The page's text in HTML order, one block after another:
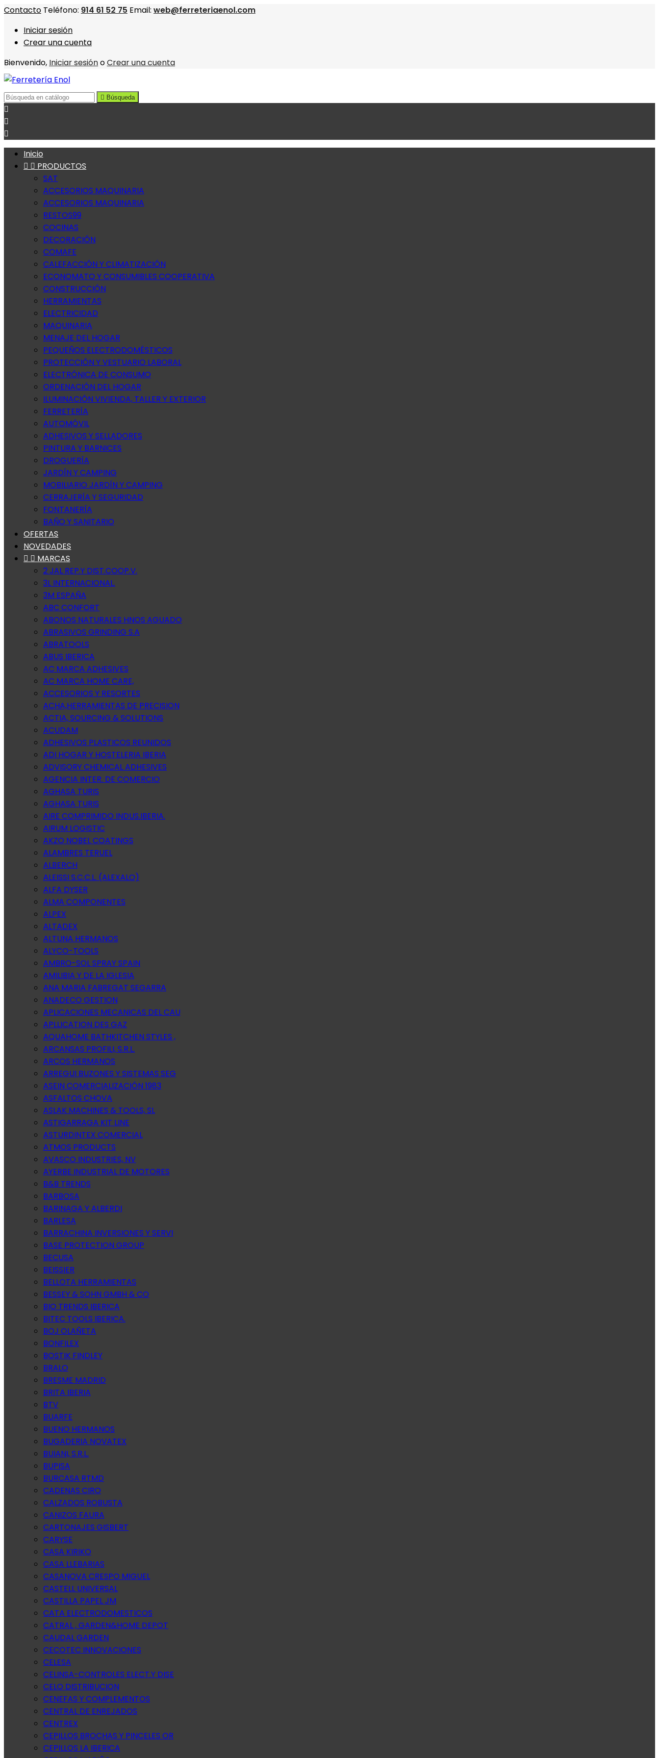
Contacto Teléfono: 914 61 52 75 Email: web@ferreteriaenol.com
Iniciar sesión
Crear una cuenta
Bienvenido, Iniciar sesiónoCrear una cuenta
 Búsqueda



Inicio
  PRODUCTOS
SAT
ACCESORIOS MAQUINARIA
ACCESORIOS MAQUINARIA
RESTOS99
COCINAS
DECORACIÓN
COMAFE
CALEFACCIÓN Y CLIMATIZACIÓN
ECONOMATO Y CONSUMIBLES COOPERATIVA
CONSTRUCCIÓN
HERRAMIENTAS
ELECTRICIDAD
MAQUINARIA
MENAJE DEL HOGAR
PEQUEÑOS ELECTRODOMÉSTICOS
PROTECCIÓN Y VESTUARIO LABORAL
ELECTRÓNICA DE CONSUMO
ORDENACIÓN DEL HOGAR
ILUMINACIÓN VIVIENDA, TALLER Y EXTERIOR
FERRETERÍA
AUTOMÓVIL
ADHESIVOS Y SELLADORES
PINTURA Y BARNICES
DROGUERÍA
JARDÍN Y CAMPING
MOBILIARIO JARDÍN Y CAMPING
CERRAJERÍA Y SEGURIDAD
FONTANERÍA
BAÑO Y SANITARIO
OFERTAS
NOVEDADES
  MARCAS
2 JAL REP.Y DIST.COOP.V.
3L INTERNACIONAL.
3M ESPAÑA
ABC CONFORT
ABONOS NATURALES HNOS AGUADO
ABRASIVOS GRINDING S.A
ABRATOOLS
ABUS IBERICA
AC MARCA ADHESIVES
AC MARCA HOME CARE,
ACCESORIOS Y RESORTES
ACHA,HERRAMIENTAS DE PRECISION
ACTIA, SOURCING & SOLUTIONS
ACUDAM
ADHESIVOS PLASTICOS REUNIDOS
ADI HOGAR Y HOSTELERIA IBERIA
ADVISORY CHEMICAL ADHESIVES
AGENCIA INTER. DE COMERCIO
AGHASA TURIS
AGHASA TURIS
AIRE COMPRIMIDO INDUS.IBERIA.
AIRUM LOGISTIC
AKZO NOBEL COATINGS
ALAMBRES TERUEL
ALBERCH
ALEISSI S.C.C.L. (ALEXALO)
ALFA DYSER
ALMA COMPONENTES
ALPEX
ALTADEX
ALTUNA HERMANOS
ALYCO-TOOLS
AMBRO-SOL SPRAY SPAIN
AMILIBIA Y DE LA IGLESIA
ANA MARIA FABREGAT SEGARRA
ANADECO GESTION
APLICACIONES MECANICAS DEL CAU
APLLICATION DES GAZ
AQUAHOME BATHKITCHEN STYLES ,
ARCANSAS PROFILI, S.R.L.
ARCOS HERMANOS
ARREGUI BUZONES Y SISTEMAS SEG
ASEIN COMERCIALIZACIÓN 1983
ASFALTOS CHOVA
ASLAK MACHINES & TOOLS, SL
ASTIGARRAGA KIT LINE
ASTURDINTEX COMERCIAL
ATMOS PRODUCTS
AVASCO INDUSTRIES, NV
AYERBE INDUSTRIAL DE MOTORES
B&B TRENDS
BARBOSA
BARINAGA Y ALBERDI
BARLESA
BARRACHINA INVERSIONES Y SERVI
BASE PROTECTION GROUP
BECUSA
BEISSIER
BELLOTA HERRAMIENTAS
BESSEY & SOHN GMBH & CO
BIO TRENDS IBERICA
BITEC TOOLS IBERICA.
BOJ OLAÑETA
BONFILEX
BOSTIK FINDLEY
BRALO
BRESME MADRID
BRITA IBERIA
BTV
BUARFE
BUENO HERMANOS
BUGADERIA NOVATEX
BUIANI, S.R.L.
BUPISA
BURCASA RTMD
CADENAS CIRO
CALZADOS ROBUSTA
CANIZOS FAURA
CARTONAJES GISBERT
CARYSE
CASA KIRIKO
CASA LLEBARIAS
CASANOVA CRESPO MIGUEL
CASTELL UNIVERSAL
CASTILLA PAPEL JM
CATA ELECTRODOMESTICOS
CATRAL , GARDEN&HOME DEPOT
CAUDAL GARDEN
CECOTEC INNOVACIONES
CELESA
CELINSA-CONTROLES ELECT.Y DISE
CELO DISTRIBUCION
CENEFAS Y COMPLEMENTOS
CENTRAL DE ENREJADOS
CENTREX
CEPILLOS BROCHAS Y PINCELES OR
CEPILLOS LA IBERICA